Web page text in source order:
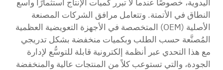
اليدوية، خصوصًا عندما لا تبرر كميات الإنتاج استثمارًا واسع
النطاق في الأتمتة. وتتعامل مرافق الشركات المصنعة
الأصلية (OEM) المتخصصة في الأجهزة التعويضية العظمية
المُصنَّعة حسب الطلب وبكميات منخفضة بشكل تدريجي
مع هذا التحدي عبر أنظمة إلكترونية قابلة للتوسُّع لإدارة
الجودة، والتي تستوعب كلاً من المنتجات عالية والمنخفضة